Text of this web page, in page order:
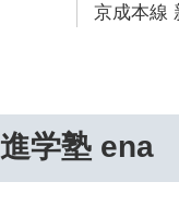
京成本線
進学塾 ena